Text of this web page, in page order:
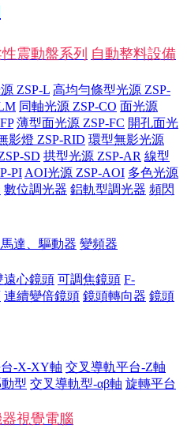
震動盤系列 自動整料設備
ZSP-L 高均勻條型光源 ZSP-
同軸光源 ZSP-CO 面光源
薄型面光源 ZSP-FC 開孔面光
影燈 ZSP-RID 環型無影光源
SD 拱型光源 ZSP-AR 線型
PI AOI光源 ZSP-AOI 多色光源
數位調光器 鋁軌型調光器 頻閃
達、驅動器 變頻器
遠心鏡頭 可調焦鏡頭 F-
連續變倍鏡頭 鏡頭轉向器 鏡頭
-X-XY軸 交叉導軌平台-Z軸
型 交叉導軌型-αβ軸 旋轉平台
視覺電腦